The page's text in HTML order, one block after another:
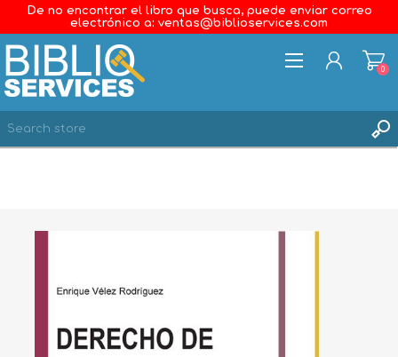
De no encontrar el libro que busca, puede enviar correo
electrónico a: ventas@biblioservices.com
0